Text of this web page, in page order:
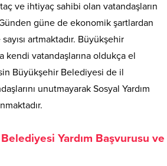
ve ihtiyaç sahibi olan vatandaşların
güne de ekonomik şartlardan
artmaktadır. Büyükşehir
kendi vatandaşlarına oldukça el
Büyükşehir Belediyesi de il
unutmayarak Sosyal Yardım
Yardım Başvurusu ve